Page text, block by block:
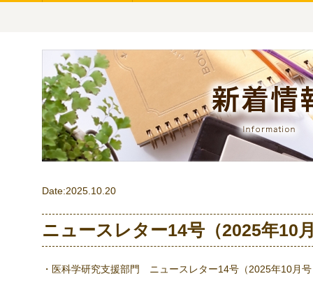
Date:2025.10.20
ニュースレター14号（2025年10
・医科学研究支援部門 ニュースレター14号（2025年10月